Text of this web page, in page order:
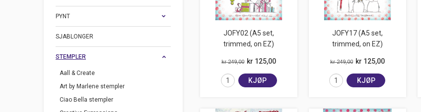
PYNT
SJABLONGER
STEMPLER
Aall & Create
Art by Marlene stempler
Ciao Bella stempler
JOFY02 (A5 set,
trimmed, on EZ)
kr 249,00 kr 125,00
KJØP
JOFY17 (A5 set,
trimmed, on EZ)
kr 249,00 kr 125,00
KJØP